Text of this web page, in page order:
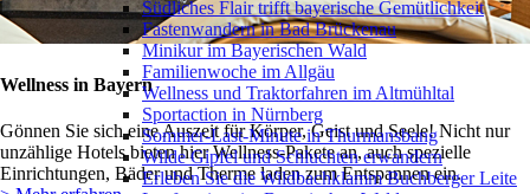
Wellness in Bayern
Gönnen Sie sich eine Auszeit für Körper, Geist und Seele! Nicht nur
unzählige Hotels bieten hier Wellness-Pakete an, auch spezielle
Einrichtungen, Bäder und Therme laden zum Entspannen ein.
Südliches Flair trifft bayerische Gemütlichkeit
Fastenwandern in Bad Brückenau
Minikur im Bayerischen Wald
Familienwoche im Allgäu
Wellness und Traktorfahren im Altmühltal
Sportaction in Nürnberg
Sommer-Last-Minute in Thurmansbang
Wilde Gipfel und Schluchten erwandern
Erleben Sie die Wildbachklamm Buchberger Leite